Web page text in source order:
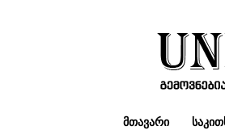
ᲛᲗᲐᲕᲐᲠᲘ